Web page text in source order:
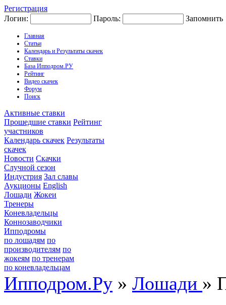
Регистрация
Логин:
Пароль: Запомнить
Главная
Статьи
Календарь и Результаты скачек
Ставки
База Ипподром.РУ
Рейтинг
Видео скачек
Форум
Поиск
Активные ставки
Прошедшие ставки Рейтинг
участников
Календарь скачек Результаты
скачек
Новости Скачки
Случной сезон
Индустрия Зал славы
Аукционы English
Лошади Жокеи
Тренеры
Коневладельцы
Коннозаводчики
Ипподромы
по лошадям по
производителям по
жокеям по тренерам
по коневладельцам
Ипподром.Ру » Лошади »